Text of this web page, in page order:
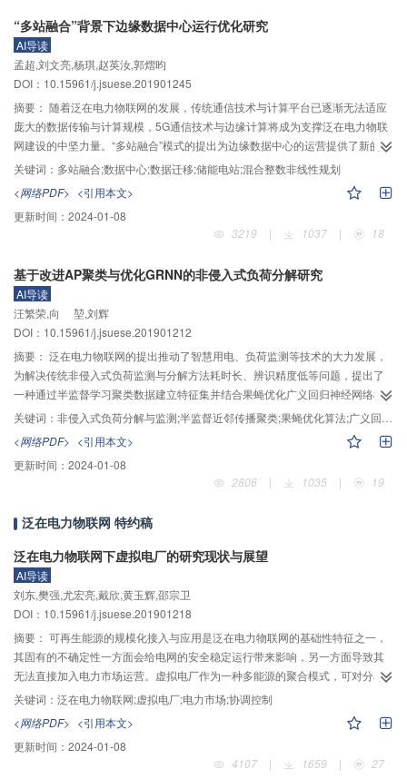
用价值和参考意义。
“多站融合”背景下边缘数据中心运行优化研究
AI导读
孟超,刘文亮,杨琪,赵英汝,郭熠昀
DOI：10.15961/j.jsuese.201901245
摘要： 随着泛在电力物联网的发展，传统通信技术与计算平台已逐渐无法适应
庞大的数据传输与计算规模，5G通信技术与边缘计算将成为支撑泛在电力物联
网建设的中坚力量。“多站融合”模式的提出为边缘数据中心的运营提供了新的方
向，多站一体化运行方法有待深入研究。针对边缘数据中心的数据迁移方法及
“多站融合”模式下各功能站协同优化问题，设计了涵盖数据中心、储能电站等功
能站的融合站运行架构，构建了数据中心负荷模型、储能电站数学模型，并基
于混合整数非线性规划方法，建立了以最小化年总成本为目标的融合站协同优
化与数据迁移调度模型。通过模型的优化求解，确定了最佳数据迁移调度策略
行仿真分析，通过计算，采用数据迁移策略后，典型日运行成本降低了
2.38%，年总成本降低了1.36%；发挥储能电站削峰填谷作用后，典型日运行成
本进一步降低了8.34%，年总成本进一步降低了4.67%。结果表明：在满足时延
约束情况下，将数据负荷按一定策略进行分配，可以实现各边缘数据中心互补
调度，达到降低运行成本的效果；结合分时电价政策，利用储能电站参与日常
电力调度，可以进一步将峰时负荷转移至谷时，从而显著降低运行成本。
关键词： 多站融合;数据中心;数据迁移;储能电站;混合整数非线性规划
<网络PDF> <引用本文>
更新时间： 2024-01-08
3219
| 1037 | 18
基于改进AP聚类与优化GRNN的非侵入式负荷分解研究
AI导读
汪繁荣,向 堃,刘辉
DOI：10.15961/j.jsuese.201901212
摘要： 泛在电力物联网的提出推动了智慧用电、负荷监测等技术的大力发展，
为解决传统非侵入式负荷监测与分解方法耗时长、辨识精度低等问题，提出了
一种通过半监督学习聚类数据建立特征集并结合果蝇优化广义回归神经网络模
型的负荷分解方法。首先，该方法利用输入的设备有功功率和电流数据采取半
监督学习优化相似矩阵，以近邻传播聚类算法为基础挖掘出用电设备的运行状
态特性及功率信息，再使用数字编码方式将设备运行状态表示为分类标签；然
后，输入总有功功率、无功功率以及电流的时间序列数据和对应序列的分类标
签矩阵，利用果蝇优化算法的寻优能力求得广义回归神经网络模型的最优
即各设备运行状态，并利用设备运行状态对应的功率信息进行总有功功率重构
拟合，完成负荷分解。经仿真对比，该方法对所有用电设备运行状态辨识准确
率达到86%左右，对单个用电设备运行状态辨识准确率达到96%左右，且耗时
较短，显著提高了对负荷特性信息的挖掘能力和分解辨识能力。
关键词： 非侵入式负荷分解与监测;半监督近邻传播聚类;果蝇优化算法;广义回归神经网络
<网络PDF> <引用本文>
更新时间： 2024-01-08
2806
| 1035 | 19
泛在电力物联网 特约稿
泛在电力物联网下虚拟电厂的研究现状与展望
AI导读
刘东,樊强,尤宏亮,戴欣,黄玉辉,邵宗卫
DOI：10.15961/j.jsuese.201901218
摘要： 可再生能源的规模化接入与应用是泛在电力物联网的基础性特征之一，
其固有的不确定性一方面会给电网的安全稳定运行带来影响，另一方面导致其
无法直接加入电力市场运营。虚拟电厂作为一种多能源的聚合模式，可对分布
式可再生能源进行协同控制，并以一个集合体的形式参与电力市场，对于实现
泛在电力物联网建设内容中提升电网安全经济运行水平以及促进清洁能源消纳
具有重要意义。国内外对虚拟电厂的研究由来已久，欧洲FENIX项目虚拟电厂
以实现分布式电源可靠并网和电力市场运营为目标，而北美的虚拟电厂主要基
于需求响应计划，所以虚拟电厂聚合了大量可控负荷。在中国，国网冀北电力
关键词： 泛在电力物联网;虚拟电厂;电力市场;协调控制
<网络PDF> <引用本文>
更新时间： 2024-01-08
4107
| 1659 | 27